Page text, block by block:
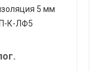
5 мм
К-ЛФ5